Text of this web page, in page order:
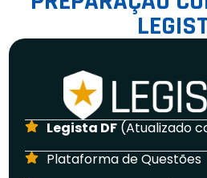
Legista DF (Atualizado
Plataforma de Questões